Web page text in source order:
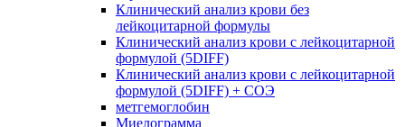
Клинический анализ крови без
лейкоцитарной формулы
Клинический анализ крови с лейкоцитарной
формулой (5DIFF)
Клинический анализ крови с лейкоцитарной
формулой (5DIFF) + СОЭ
метгемоглобин
Миелограмма